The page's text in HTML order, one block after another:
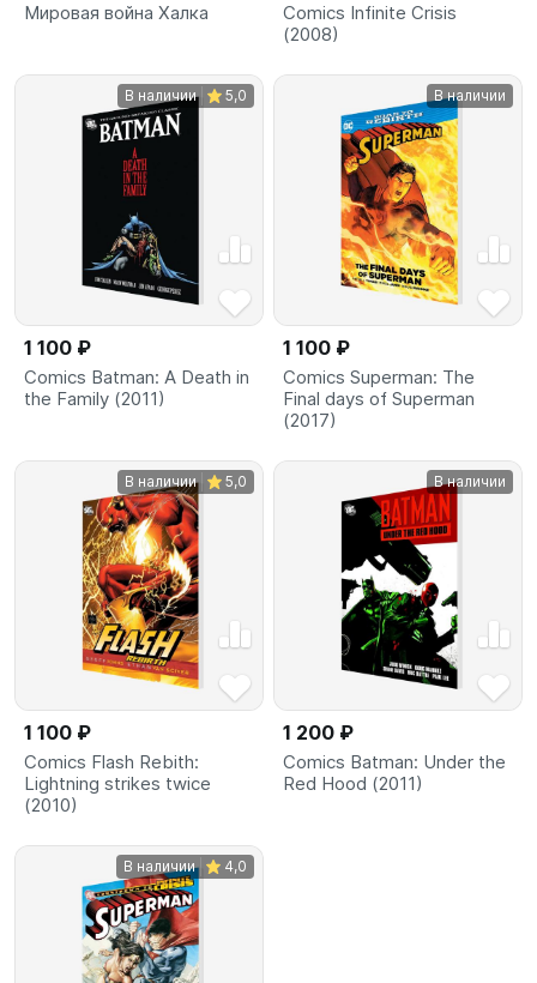
Мировая война Халка
Comics Infinite Crisis
(2008)
В наличии 5,0
1 100 ₽
Comics Batman: A Death in
the Family (2011)
В наличии
1 100 ₽
Comics Superman: The
Final days of Superman
(2017)
В наличии 5,0
1 100 ₽
Comics Flash Rebith:
Lightning strikes twice
(2010)
В наличии
1 200 ₽
Comics Batman: Under the
Red Hood (2011)
В наличии 4,0